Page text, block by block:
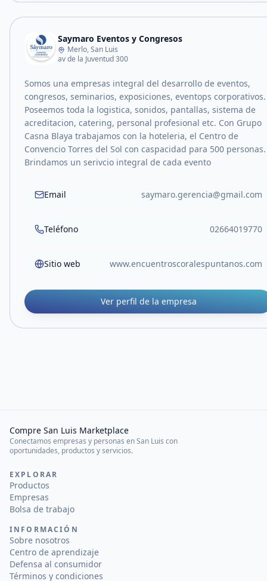
Saymaro Eventos y Congresos
Merlo, San Luis
av de la Juventud 300
Somos una empresas integral del desarrollo de eventos,
congresos, seminarios, exposiciones, eventops corporativos.
Poseemos toda la logistica, sonidos, pantallas, sistema de
acreditacion, catering, personal profesional etc. Con Grupo
Casna Blaya trabajamos con la hoteleria, el Centro de
Convencio Torres del Sol con caspacidad para 500 personas.
Brindamos un serivcio integral de cada evento
Email saymaro.gerencia@gmail.com
Teléfono 02664019770
Sitio web www.encuentroscoralespuntanos.com
Ver perfil de la empresa
Compre San Luis Marketplace
Conectamos empresas y personas en San Luis con
oportunidades, productos y servicios.
EXPLORAR
Productos
Empresas
Bolsa de trabajo
INFORMACIÓN
Sobre nosotros
Centro de aprendizaje
Defensa al consumidor
Términos y condiciones